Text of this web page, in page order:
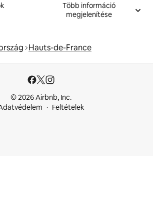
Több információ
megjelenítése
Hauts-de-France
© 2026 Airbnb, Inc.
Feltételek